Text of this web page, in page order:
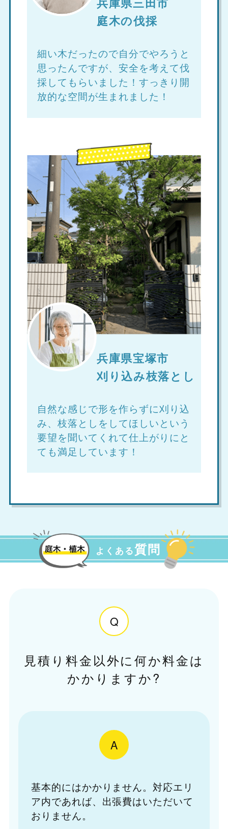
庭木の伐採
細い木だったので自分でやろうと
思ったんですが、安全を考えて伐
採してもらいました！すっきり開
放的な空間が生まれました！
兵庫県宝塚市
刈り込み枝落とし
自然な感じで形を作らずに刈り込
み、枝落としをしてほしいという
要望を聞いてくれて仕上がりにと
ても満足しています！
よくある質問
Q
見積り料金以外に何か料金は
かかりますか?
A
基本的にはかかりません。対応エリ
ア内であれば、出張費はいただいて
おりません。